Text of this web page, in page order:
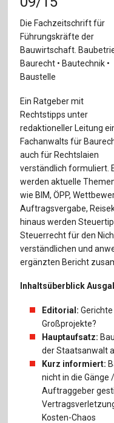
Werben
Service
Sprache / Language: DE
Die Fachzeitschrift für
Führungskräfte der
Bauwirtschaft.
Baurecht • Bautechnik •
Baustelle
Ein Ratgeber mit
Rechtstipps unter
redaktioneller Leitung
Fachanwalts für
auch für Rechtslaien
verständlich formuliert.
werden aktuelle
wie BIM, ÖPP,
Auftragsvergabe,
hinaus werden
Steuerrecht für den
verständlichen und
ergänzten Bericht
Inhaltsüberblick
Editorial:
Großprojekte?
Hauptaufsatz:
der Staatsanwalt
Kurz informiert:
nicht in die
Auftraggeber
Kosten-Chaos